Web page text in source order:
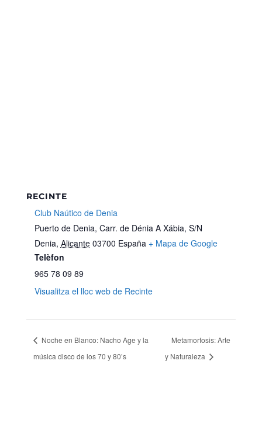
RECINTE
Club Naútico de Denia
Puerto de Denia, Carr. de Dénia A Xábia, S/N
Denia, Alicante 03700 España + Mapa de Google
Telèfon
965 78 09 89
Visualitza el lloc web de Recinte
Noche en Blanco: Nacho Age y la
música disco de los 70 y 80’s
Metamorfosis: Arte
y Naturaleza